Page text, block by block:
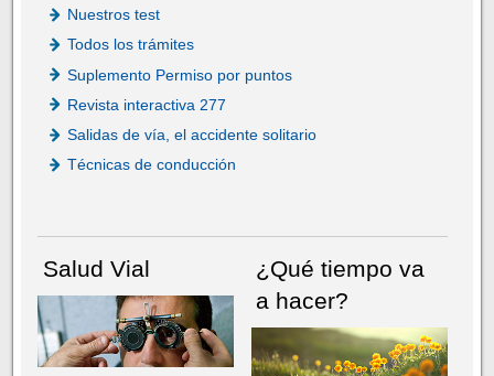
Nuestros test
Todos los trámites
Suplemento Permiso por puntos
Revista interactiva 277
Salidas de vía, el accidente solitario
Técnicas de conducción
Salud Vial
¿Qué tiempo va
a hacer?